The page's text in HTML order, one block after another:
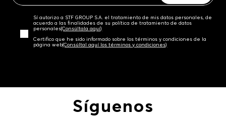
Sí autorizo a STF GROUP S.A. el tratamiento de mis datos personales, de
acuerdo a las finalidades de su política de tratamiento de datos
personales‎(Consúltala aquí)
Certifico que he sido informado sobre los términos y condiciones de la
página web‎(Consúltal aquí los términos y condiciones)
Síguenos